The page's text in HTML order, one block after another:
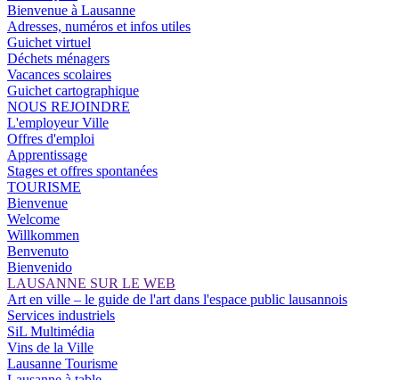
Bienvenue à Lausanne
Adresses, numéros et infos utiles
Guichet virtuel
Déchets ménagers
Vacances scolaires
Guichet cartographique
NOUS REJOINDRE
L'employeur Ville
Offres d'emploi
Apprentissage
Stages et offres spontanées
TOURISME
Bienvenue
Welcome
Willkommen
Benvenuto
Bienvenido
LAUSANNE SUR LE WEB
Art en ville – le guide de l'art dans l'espace public lausannois
Services industriels
SiL Multimédia
Vins de la Ville
Lausanne Tourisme